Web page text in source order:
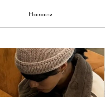
Новости